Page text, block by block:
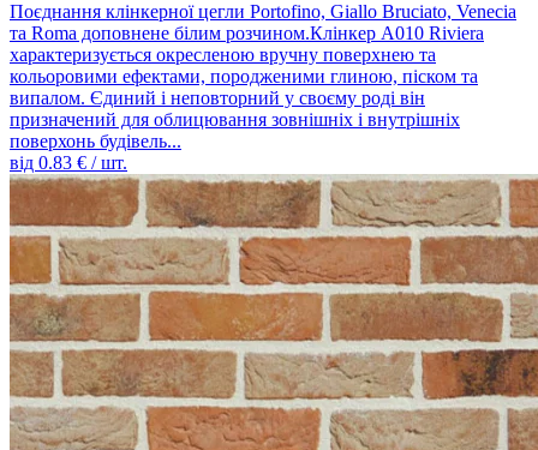
Поєднання клінкерної цегли Portofino, Giallo Bruciato, Venecia
та Roma доповнене білим розчином.Клінкер A010 Riviera
характеризується окресленою вручну поверхнею та
кольоровими ефектами, породженими глиною, піском та
випалом. Єдиний і неповторний у своєму роді він
призначений для облицювання зовнішніх і внутрішніх
поверхонь будівель...
від 0.83 € / шт.